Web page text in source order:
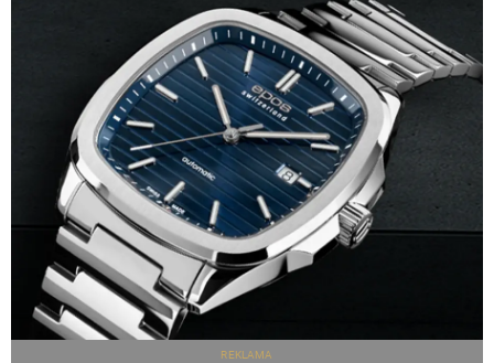
REKLAMA